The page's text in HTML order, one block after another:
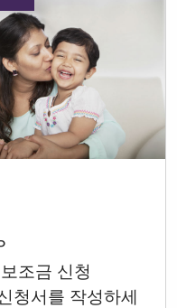
조금 신청
청서를 작성하세